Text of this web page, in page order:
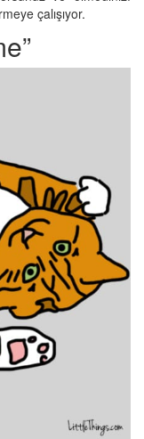
çalışıyor.